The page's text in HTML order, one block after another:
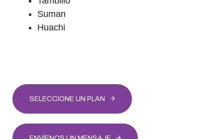
Suman
Huachi
SELECCIONE UN PLAN